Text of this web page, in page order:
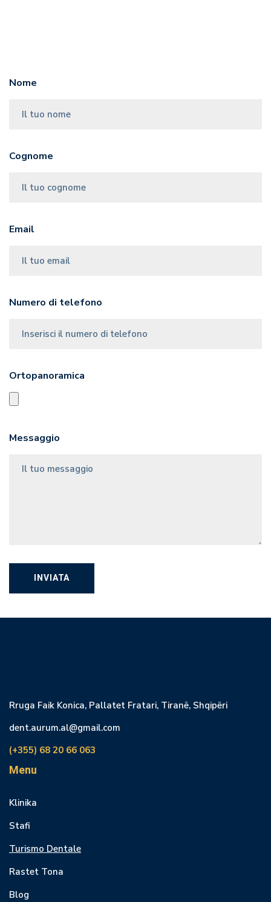
Nome
Cognome
Email
Numero di telefono
Ortopanoramica
Messaggio
Rruga Faik Konica, Pallatet Fratari, Tiranë, Shqipëri
dent.aurum.al@gmail.com
(+355) 68 20 66 063
Menu
Klinika
Stafi
Turismo Dentale
Rastet Tona
Blog